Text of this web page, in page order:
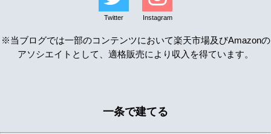
Twitter Instagram
※当ブログでは一部のコンテンツにおいて楽天市場及びAmazonの
アソシエイトとして、適格販売により収入を得ています。
一条で建てる